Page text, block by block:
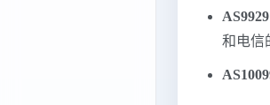
AS9929
和电信